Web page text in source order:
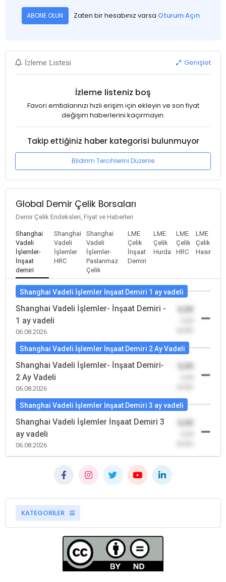
ABONE OLUN Zaten bir hesabınız varsa Oturum Açın
İzleme Listesi Genişlet
İzleme listeniz boş
Favori emtialarınızı hızlı erişim için ekleyin ve son fiyat
değişim haberlerini kaçırmayın.
Takip ettiğiniz haber kategorisi bulunmuyor
Bildirim Tercihlerini Düzenle
Global Demir Çelik Borsaları
Demir Çelik Endeksleri, Fiyat ve Haberleri
Shanghai
Vadeli
İşlemler-
İnşaat
demiri
Shanghai
Vadeli
İşlemler
HRC
Shanghai
Vadeli
İşlemler-
Paslanmaz
Çelik
LME
Çelik
İnşaat
Demiri
LME
Çelik
Hurda
LME
Çelik
HRC
LME
Çelik
Hasır
Shanghai Vadeli İşlemler İnşaat Demiri 1 ay vadeli
Shanghai Vadeli İşlemler- İnşaat Demiri -
1 ay vadeli
06.08.2026
Shanghai Vadeli İşlemler İnşaat Demiri 2 Ay Vadeli
Shanghai Vadeli İşlemler- İnşaat Demiri-
2 Ay Vadeli
06.08.2026
Shanghai Vadeli İşlemler İnşaat Demiri 3 ay vadeli
Shanghai Vadeli İşlemler İnşaat Demiri 3
ay vadeli
06.08.2026
KATEGORİLER